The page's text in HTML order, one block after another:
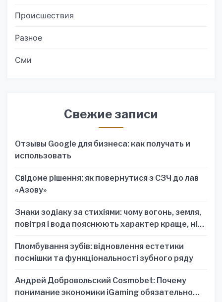
Происшествия
Разное
Сми
Свежие записи
Отзывы Google для бизнеса: как получать и
использовать
Свідоме рішення: як повернутися з СЗЧ до лав
«Азову»
Знаки зодіаку за стихіями: чому вогонь, земля,
повітря і вода пояснюють характер краще, ніж
Пломбування зубів: відновлення естетики
посмішки та функціональності зубного ряду
Андрей Добровольский Cosmobet: Почему
понимание экономики iGaming обязательно